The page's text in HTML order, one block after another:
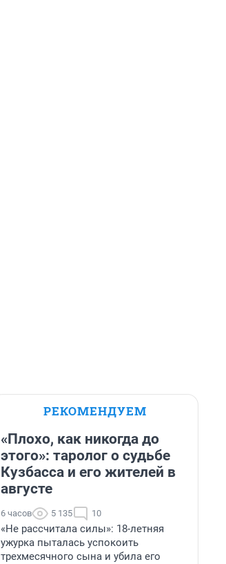
РЕКОМЕНДУЕМ
«Плохо, как никогда до
этого»: таролог о судьбе
Кузбасса и его жителей в
августе
6 часов 5 135 10
«Не рассчитала силы»: 18-летняя
ужурка пыталась успокоить
трехмесячного сына и убила его